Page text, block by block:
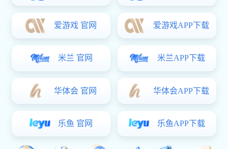
友情链接：
抖音二维码 微信二维码 官网二维码
咨询电话